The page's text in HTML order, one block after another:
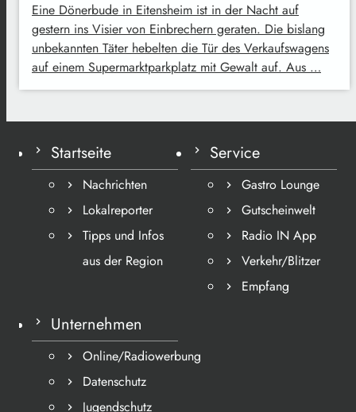
Eine Dönerbude in Eitensheim ist in der Nacht auf
gestern ins Visier von Einbrechern geraten. Die bislang
unbekannten Täter hebelten die Tür des Verkaufswagens
auf einem Supermarktparkplatz mit Gewalt auf. Aus …
Startseite
Nachrichten
Lokalreporter
Tipps und Infos
aus der Region
Service
Gastro Lounge
Gutscheinwelt
Radio IN App
Verkehr/Blitzer
Empfang
Unternehmen
Online/Radiowerbung
Datenschutz
Jugendschutz